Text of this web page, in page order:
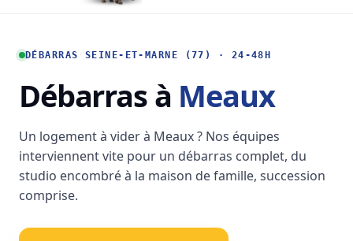
DÉBARRAS SEINE-ET-MARNE (77) · 24-48H
Débarras à Meaux
Un logement à vider à Meaux ? Nos équipes
interviennent vite pour un débarras complet, du
studio encombré à la maison de famille, succession
comprise.